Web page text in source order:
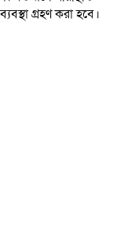
গ্রহণ করা হবে।